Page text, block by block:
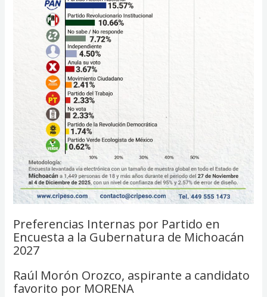
Preferencias Internas por Partido en
Encuesta a la Gubernatura de Michoacán
2027
Raúl Morón Orozco, aspirante a candidato
favorito por MORENA